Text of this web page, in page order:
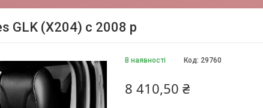
GLK (X204) c 2008 р
В наявності Код: 29760
8 410,50 ₴